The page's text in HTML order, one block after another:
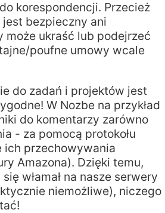
korespondencji. Przecież
bezpieczny ani
może ukraść lub podejrzeć
poufne umowy wcale
do zadań i projektów jest
W Nozbe na przykład
do komentarzy zarówno
- za pomocą protokołu
ich przechowywania
Amazona). Dzięki temu,
włamał na nasze serwery
niemożliwe), niczego